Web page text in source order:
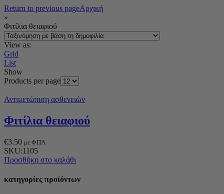
Return to previous pageΑρχική
»
Φιτίλια θειαφιού
View as:
Grid
List
Show
Products per page
Αντιμετώπιση ασθενειών
Φιτίλια θειαφιού
€3.50 με ΦΠΑ
SKU:1105
Προσθήκη στο καλάθι
κατηγορίες προϊόντων